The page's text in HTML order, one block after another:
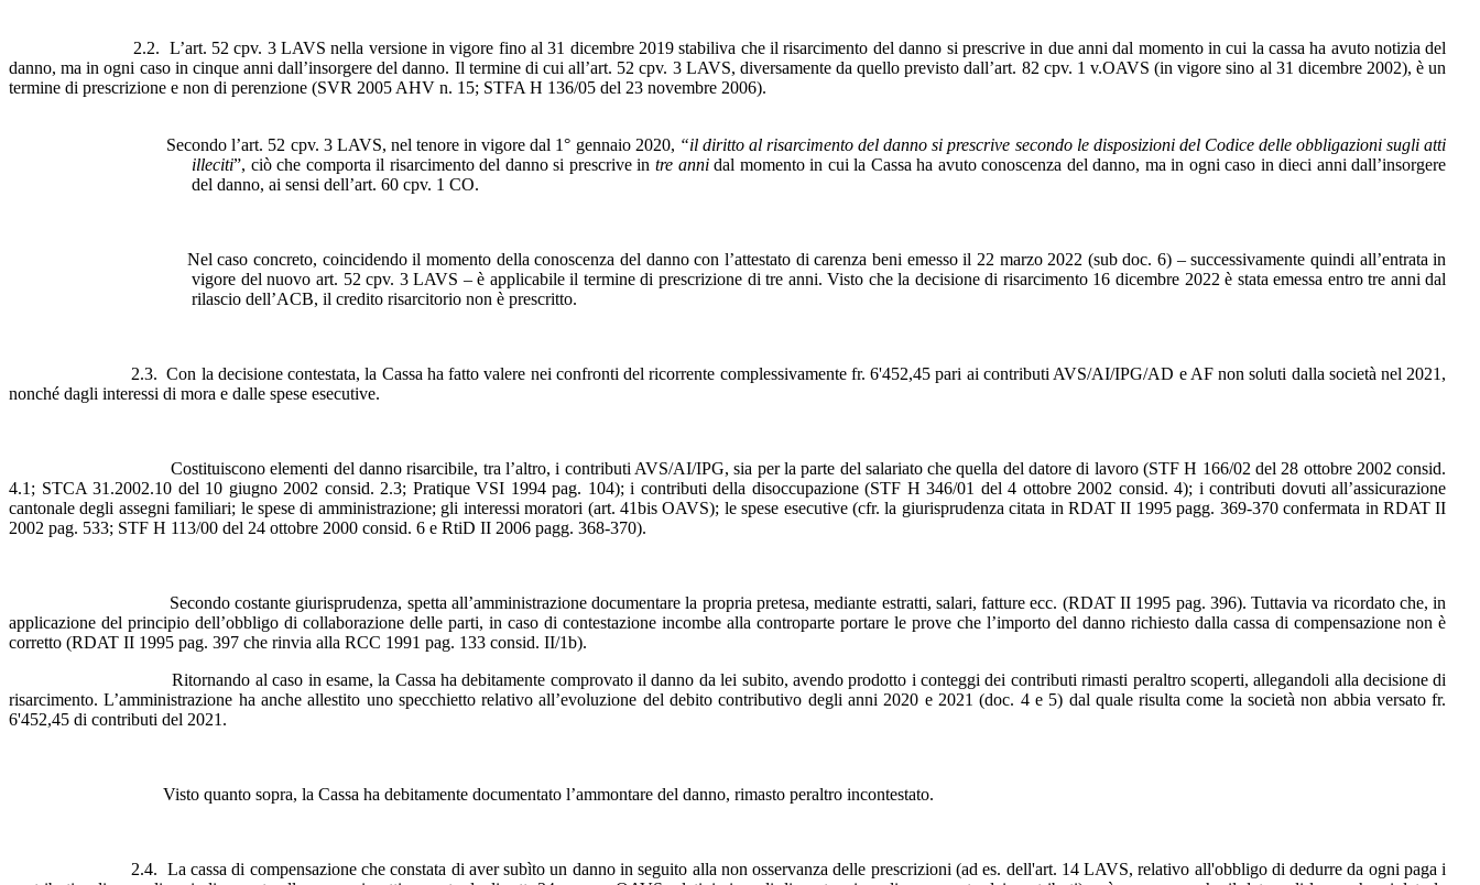
2.2. L’art. 52 cpv. 3 LAVS nella versione in vigore fino al 31 dicembre 2019 stabiliva che il risarcimento del danno si prescrive in due anni dal momento in cui la cassa ha avuto notizia del
danno, ma in ogni caso in cinque anni dall’insorgere del danno. Il termine di cui all’art. 52 cpv. 3 LAVS, diversamente da quello previsto dall’art. 82 cpv. 1 v.OAVS (in vigore sino al 31 dicembre 2002), è un
termine di prescrizione e non di perenzione (SVR 2005 AHV n. 15; STFA H 136/05 del 23 novembre 2006).
Secondo l’art. 52 cpv. 3 LAVS, nel tenore in vigore dal 1° gennaio 2020, “il diritto al risarcimento del danno si prescrive secondo le disposizioni del Codice delle obbligazioni sugli atti
illeciti”, ciò che comporta il risarcimento del danno si prescrive intre annidal momento in cui la Cassa ha avuto conoscenza del danno, ma in ogni caso in dieci anni dall’insorgere
del danno, ai sensi dell’art. 60 cpv. 1 CO.
Nel caso concreto, coincidendo il momento della conoscenza del danno con l’attestato di carenza beni emesso il 22 marzo 2022 (sub doc. 6) – successivamente quindi all’entrata in
vigore del nuovo art. 52 cpv. 3 LAVS – è applicabile il termine di prescrizione di tre anni. Visto che la decisione di risarcimento 16 dicembre 2022 è stata emessa entro tre anni dal
rilascio dell’ACB, il credito risarcitorio non è prescritto.
2.3. Con la decisione contestata, la Cassa ha fatto valere nei confronti del ricorrente complessivamente fr. 6'452,45 pari ai contributi AVS/AI/IPG/AD e AF non soluti dalla società nel 2021,
nonché dagli interessi di mora e dalle spese esecutive.
Costituiscono elementi del danno risarcibile, tra l’altro, i contributi AVS/AI/IPG, sia per la parte del salariato che quella del datore di lavoro (STF H 166/02 del 28 ottobre 2002 consid.
4.1; STCA 31.2002.10 del 10 giugno 2002 consid. 2.3; Pratique VSI 1994 pag. 104); i contributi della disoccupazione (STF H 346/01 del 4 ottobre 2002 consid. 4); i contributi dovuti all’assicurazione
cantonale degli assegni familiari; le spese di amministrazione; gli interessi moratori (art. 41bis OAVS); le spese esecutive (cfr. la giurisprudenza citata in RDAT II 1995 pagg. 369-370 confermata in RDAT II
2002 pag. 533; STF H 113/00 del 24 ottobre 2000 consid. 6 e RtiD II 2006 pagg. 368-370).
Secondo costante giurisprudenza, spetta all’amministrazione documentare la propria pretesa, mediante estratti, salari, fatture ecc. (RDAT II 1995 pag. 396). Tuttavia va ricordato che, in
applicazione del principio dell’obbligo di collaborazione delle parti, in caso di contestazione incombe alla controparte portare le prove che l’importo del danno richiesto dalla cassa di compensazione non è
corretto (RDAT II 1995 pag. 397 che rinvia alla RCC 1991 pag. 133 consid. II/1b).
Ritornando al caso in esame, la Cassa ha debitamente comprovato il danno da lei subito, avendo prodotto i conteggi dei contributi rimasti peraltro scoperti, allegandoli alla decisione di
risarcimento. L’amministrazione ha anche allestito uno specchietto relativo all’evoluzione del debito contributivo degli anni 2020 e 2021 (doc. 4 e 5) dal quale risulta come la società non abbia versato fr.
6'452,45 di contributi del 2021.
Visto quanto sopra, la Cassa ha debitamente documentato l’ammontare del danno, rimasto peraltro incontestato.
2.4. La cassa di compensazione che constata di aver subìto un danno in seguito alla non osservanza delle prescrizioni (ad es. dell'art. 14 LAVS, relativo all'obbligo di dedurre da ogni paga i